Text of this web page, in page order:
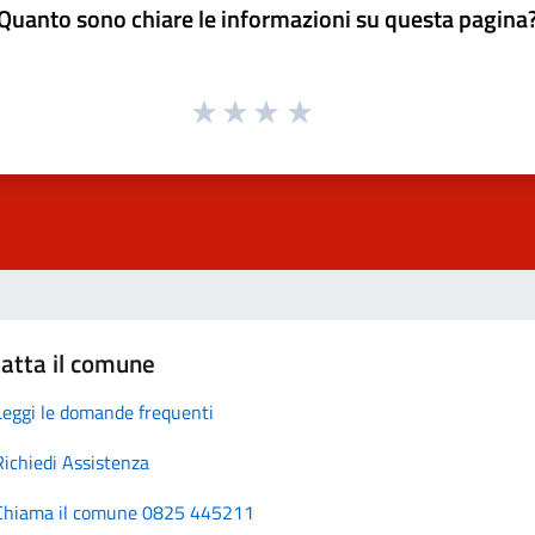
sono chiare le informazioni su questa
il comune
le domande frequenti
Assistenza
il comune 0825 445211